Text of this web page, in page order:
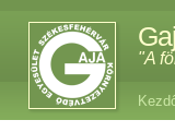
"A